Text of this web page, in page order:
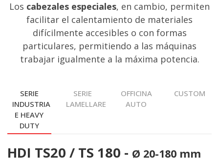
Los cabezales especiales, en cambio, permiten
facilitar el calentamiento de materiales
difícilmente accesibles o con formas
particulares, permitiendo a las máquinas
trabajar igualmente a la máxima potencia.
SERIE
INDUSTRIA
E HEAVY
DUTY
SERIE
LAMELLARE
OFFICINA
AUTO
CUSTOM
HDI TS20 / TS 180 - Ø 20-180 mm